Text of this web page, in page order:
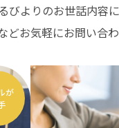
よりのお世話内容
どお気軽にお問い合わ
が